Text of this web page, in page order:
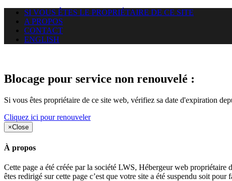
SI VOUS ÊTES LE PROPRIÉTAIRE DE CE SITE
A PROPOS
CONTACT
ENGLISH
Blocage pour service non renouvelé :
Si vous êtes propriétaire de ce site web, vérifiez sa date d'expiration
Cliquez ici pour renouveler
×Close
À propos
Cette page a été créée par la société LWS, Hébergeur web
êtes redirigé sur cette page c’est que votre site a été suspendu soit